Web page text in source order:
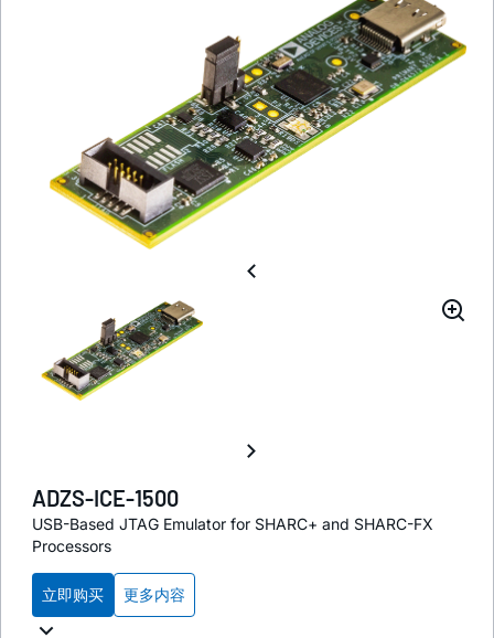
ADZS-ICE-1500
USB-Based JTAG Emulator for SHARC+ and SHARC-FX
Processors
立即购买 更多内容